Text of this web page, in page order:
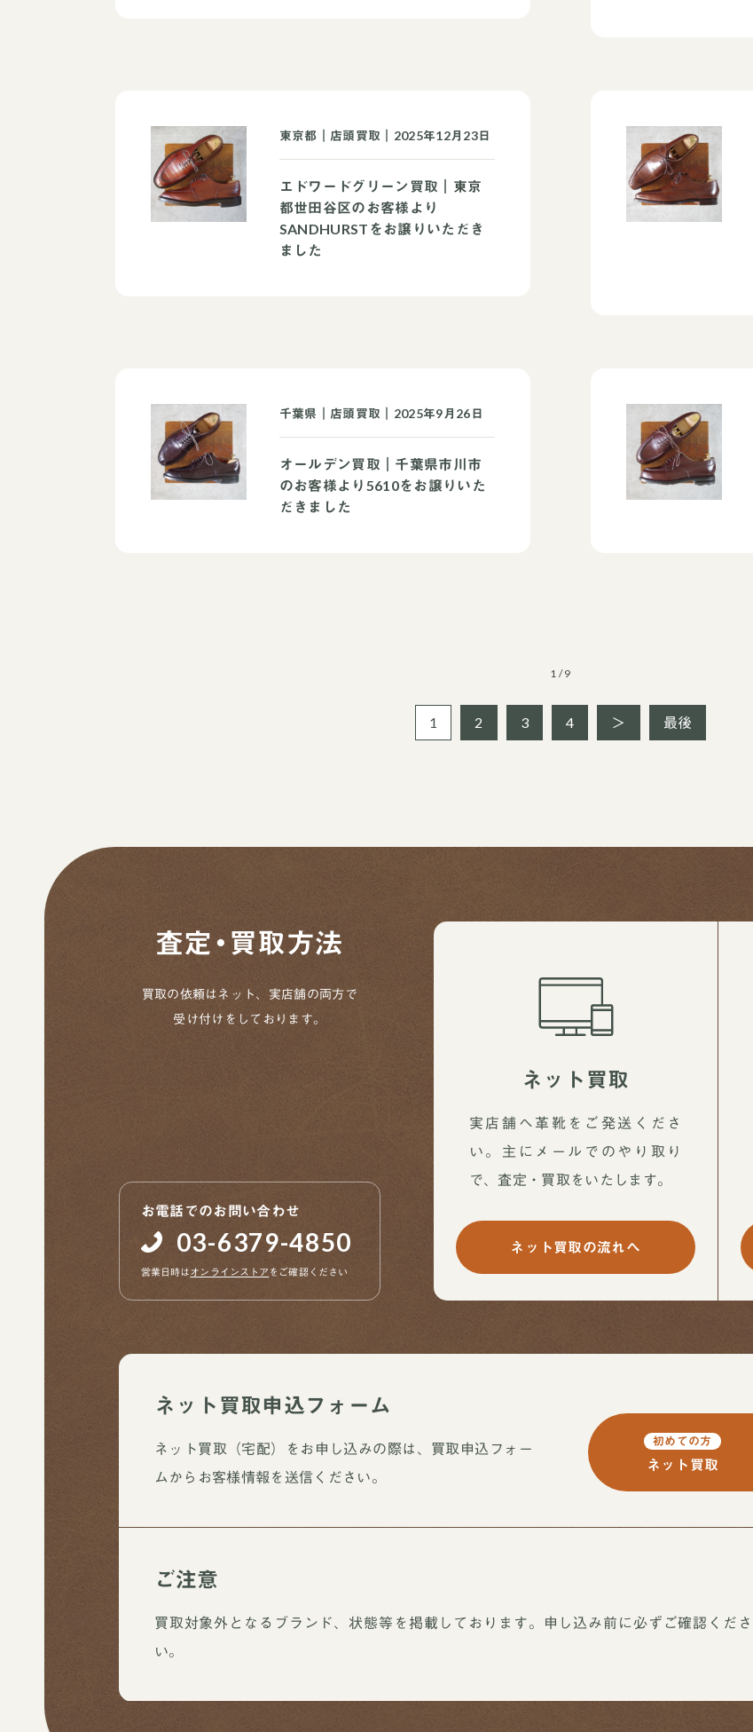
東京都｜店頭買取｜2025年12月23日
エドワードグリーン買取｜東京
都世田谷区のお客様より
SANDHURSTをお譲りいただき
ました
千葉県｜店頭買取｜2025年9月26日
オールデン買取｜千葉県市川市
のお客様より5610をお譲りいた
だきました
1 / 9
1 2 3 4 ＞ 最後
査定・買取方法
買取の依頼はネット、実店舗の両方で
受け付けをしております。
お電話でのお問い合わせ
03-6379-4850
営業日時はオンラインストア をご確認ください
ネット買取
実店舗へ革靴をご発送くださ
い。主にメールでのやり取り
で、査定・買取をいたします。
ネット買取の流れへ
ネット買取申込フォーム
ネット買取（宅配）をお申し込みの際は、買取申込フォー
ムからお客様情報を送信ください。
初めての方
ネット買取
ご注意
買取対象外となるブランド、状態等を掲載しております。申し込み前に必ずご確認くださ
い。
買取ブランドページ